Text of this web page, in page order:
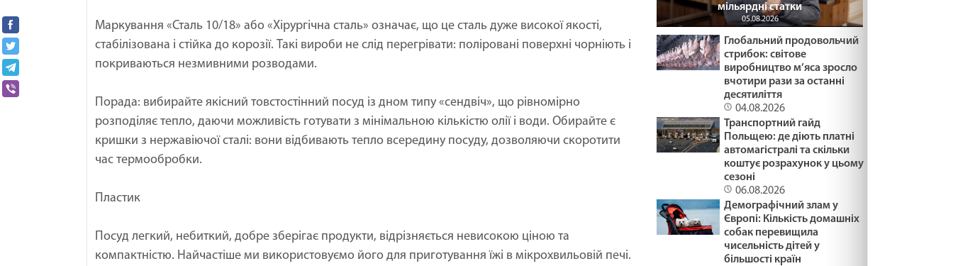
Маркування «Сталь 10/18» або «Хірургічна сталь» означає, що це сталь дуже високої якості,
стабілізована і стійка до корозії. Такі вироби не слід перегрівати: поліровані поверхні чорніють і
покриваються незмивними розводами.
Порада: вибирайте якісний товстостінний посуд із дном типу «сендвіч», що рівномірно
розподіляє тепло, даючи можливість готувати з мінімальною кількістю олії і води. Обирайте є
кришки з нержавіючої сталі: вони відбивають тепло всередину посуду, дозволяючи скоротити
час термообробки.
Пластик
Посуд легкий, небиткий, добре зберігає продукти, відрізняється невисокою ціною та
компактністю. Найчастіше ми використовуємо його для приготування їжі в мікрохвильовій печі.
мільярдні статки
05.08.2026
Глобальний продовольчий
стрибок: світове
виробництво м’яса зросло
вчотири рази за останні
десятиліття
04.08.2026
Транспортний гайд
Польщею: де діють платні
автомагістралі та скільки
коштує розрахунок у цьому
сезоні
06.08.2026
Демографічний злам у
Європі: Кількість домашніх
собак перевищила
чисельність дітей у
більшості країн